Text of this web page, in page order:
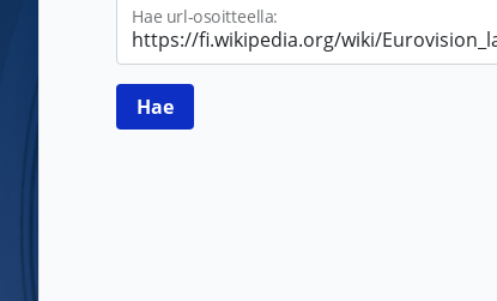
Hae url-osoitteella: